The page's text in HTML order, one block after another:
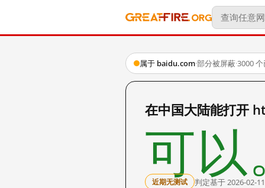
属于 baidu.com·部分被屏蔽·3000
在中国大陆能打开
可以
近期无测试 判定基于 2026-02-